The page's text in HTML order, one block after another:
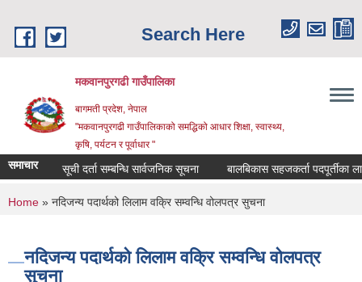
Search Here
मकवानपुरगढी गाउँपालिका
बागमती प्रदेश, नेपाल
"मकवानपुरगढी गाउँपालिकाको समद्धिको आधार शिक्षा, स्‍वास्‍थ्‍य,
कृषि, पर्यटन र पूर्वाधार "
समाचारसूची दर्ता सम्बन्धि सार्वजनिक सूचना बालबिकास सहजकर्ता पदपूर्तीका लागि
You are here
Home » नदिजन्य पदार्थको लिलाम वक्रि सम्वन्धि वोलपत्र सुचना
नदिजन्य पदार्थको लिलाम वक्रि सम्वन्धि वोलपत्र
सुचना